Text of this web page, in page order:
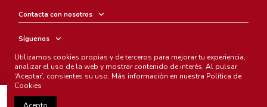
Contacta con nosotros
Síguenos
Boletín
Utilizamos cookies propias y de terceros para mejorar tu experiencia,
analizar el uso de la web y mostrar contenido de interés. Al pulsar
‘Aceptar’, consientes su uso. Más información en nuestra Política de
Cookies